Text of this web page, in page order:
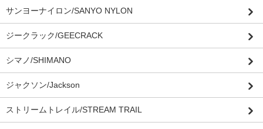
サンヨーナイロン/SANYO NYLON
ジークラック/GEECRACK
シマノ/SHIMANO
ジャクソン/Jackson
ストリームトレイル/STREAM TRAIL